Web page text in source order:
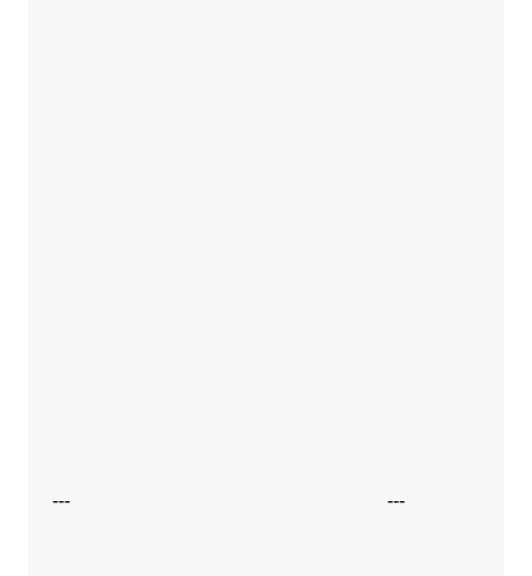
--- ---